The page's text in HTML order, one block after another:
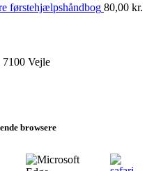
førstehjælpshåndbog 80,00 kr.
Vejle
browsere